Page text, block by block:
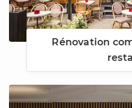
Rénovation